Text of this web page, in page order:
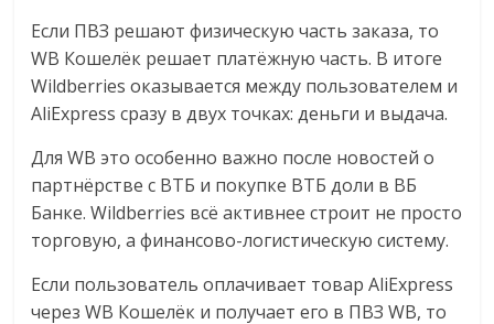
Если ПВЗ решают физическую часть заказа, то
WB Кошелёк решает платёжную часть. В итоге
Wildberries оказывается между пользователем и
AliExpress сразу в двух точках: деньги и выдача.
Для WB это особенно важно после новостей о
партнёрстве с ВТБ и покупке ВТБ доли в ВБ
Банке. Wildberries всё активнее строит не просто
торговую, а финансово-логистическую систему.
Если пользователь оплачивает товар AliExpress
через WB Кошелёк и получает его в ПВЗ WB, то